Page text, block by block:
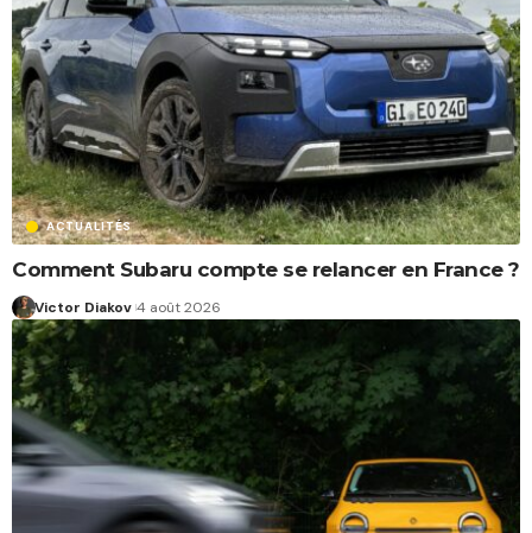
ACTUALITÉS
Comment Subaru compte se relancer en France ?
Victor Diakov 4 août 2026